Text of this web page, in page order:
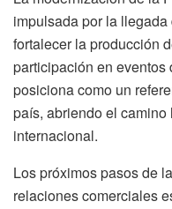
impulsada por la
fortalecer la producción
participación en eventos
posiciona como un
país, abriendo el
internacional.
Los próximos pasos de
relaciones comerciales